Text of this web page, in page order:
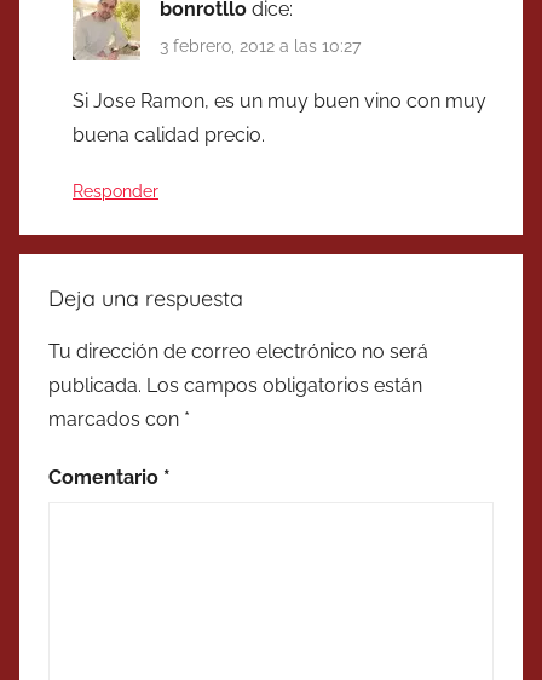
bonrotllo dice:
3 febrero, 2012 a las 10:27
Si Jose Ramon, es un muy buen vino con muy
buena calidad precio.
Responder
Deja una respuesta
Tu dirección de correo electrónico no será
publicada. Los campos obligatorios están
marcados con *
Comentario *